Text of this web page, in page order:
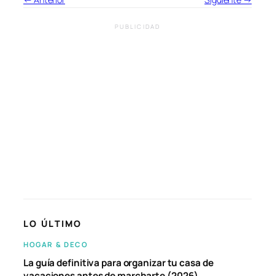
PUBLICIDAD
LO ÚLTIMO
HOGAR & DECO
La guía definitiva para organizar tu casa de